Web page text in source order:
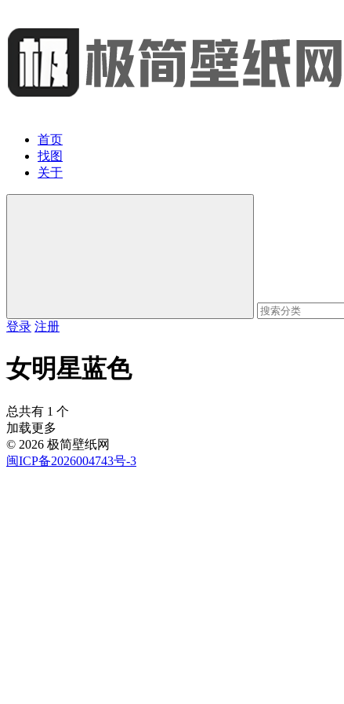
首页
找图
关于
登录 注册
女明星蓝色
总共有 1 个
加载更多
© 2026 极简壁纸网
闽ICP备2026004743号-3